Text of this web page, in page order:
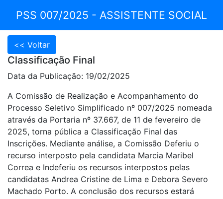
PSS 007/2025 - ASSISTENTE SOCIAL
Classificação Final
Data da Publicação: 19/02/2025
A Comissão de Realização e Acompanhamento do
Processo Seletivo Simplificado nº 007/2025 nomeada
através da Portaria nº 37.667, de 11 de fevereiro de
2025, torna pública a Classificação Final das
Inscrições. Mediante análise, a Comissão Deferiu o
recurso interposto pela candidata Marcia Maribel
Correa e Indeferiu os recursos interpostos pelas
candidatas Andrea Cristine de Lima e Debora Severo
Machado Porto. A conclusão dos recursos estará